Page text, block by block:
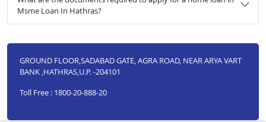
Msme Loan In Hathras?
GROUND FLOOR,SADABAD GATE, AGRA ROAD, NEAR ARYA VART
BANK ,HATHRAS,U.P. -204101
Toll Free : 1800-20-888-20